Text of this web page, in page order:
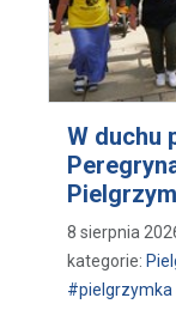
W duchu
8 sierpnia
kategorie:
#pielgrzymka